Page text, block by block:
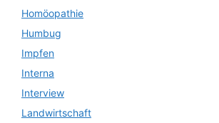
Homöopathie
Humbug
Impfen
Interna
Interview
Landwirtschaft